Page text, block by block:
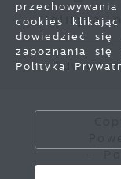
Polityka
cookies
dowiedzieć się
zapoznania
Polityką